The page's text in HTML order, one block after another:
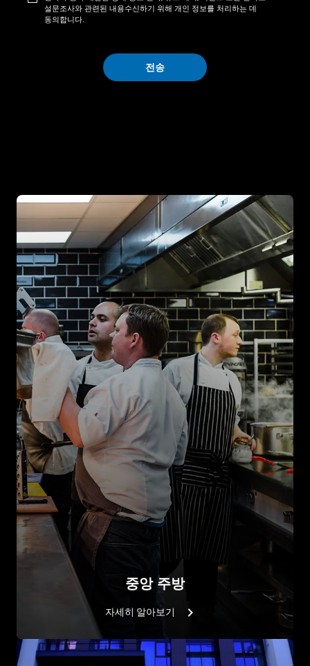
설문조사와 관련된 내용수신하기 위해 개인 정보를 처리하는 데
동의합니다.
전송
중앙 주방
자세히 알아보기